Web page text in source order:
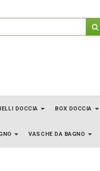
DOCCIA BOX DOCCIA
VASCHE DA BAGNO